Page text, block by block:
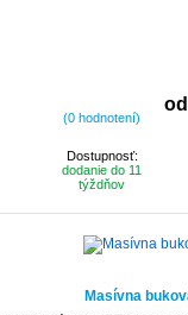
(0 hodnotení)
Dostupnosť:
dodanie do 11
týždňov
Masívna